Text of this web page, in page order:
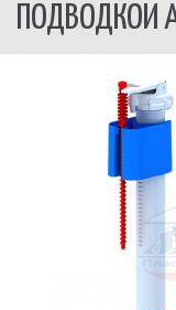
ПОДВОДКОЙ